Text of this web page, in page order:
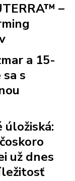
–
a 15-
s
už dnes